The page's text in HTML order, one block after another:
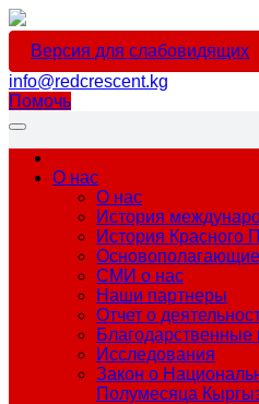
Версия для слабовидящих
info@redcrescent.kg
Помочь
О нас
О нас
История
История Красного
СМИ о нас
Наши партнеры
Отчет о
Благодарственные
Исследования
Закон о
Полумесяца